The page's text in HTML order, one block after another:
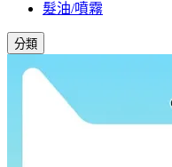
髮油/噴霧
分類